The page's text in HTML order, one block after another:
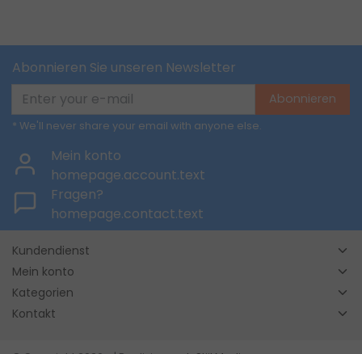
Abonnieren Sie unseren Newsletter
Abonnieren
* We'll never share your email with anyone else.
Mein konto
homepage.account.text
Fragen?
homepage.contact.text
Kundendienst
Mein konto
Kategorien
Kontakt